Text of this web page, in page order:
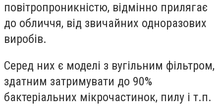
повітропроникністю, відмінно прилягає
до обличчя, від звичайних одноразових
виробів.
Серед них є моделі з вугільним фільтром,
здатним затримувати до 90%
бактеріальних мікрочастинок, пилу і т.п.